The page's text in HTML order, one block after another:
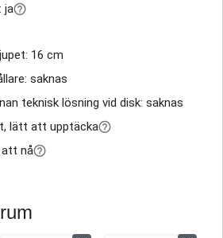
ja
16 cm
saknas
teknisk lösning vid disk: saknas
lätt att upptäcka
nå